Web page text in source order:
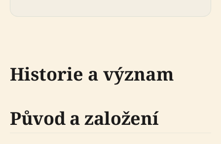
Historie a význam
Původ a založení